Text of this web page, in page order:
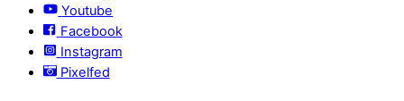
Youtube
Facebook
Instagram
Pixelfed